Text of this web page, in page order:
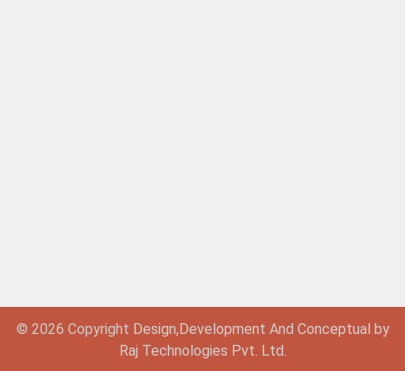
© 2026 Copyright Design,Development And Conceptual by
Raj Technologies Pvt. Ltd.